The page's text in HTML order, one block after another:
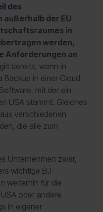
des
außerhalb der EU
in
werden,
Anforderungen an
bereits, wenn in
Backup in einer Cloud
mit der ein
USA stammt. Gleiches
verschiedenen
die alle zum
Unternehmen zwar,
wichtige EU-
weiterhin für die
oder andere
in eigener